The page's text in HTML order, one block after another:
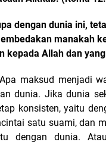
dengan dunia ini,
manakah
kepada Allah dan
maksud menjadi
dunia. Jika dunia
konsisten, yaitu
satu suami, dan
dengan dunia.